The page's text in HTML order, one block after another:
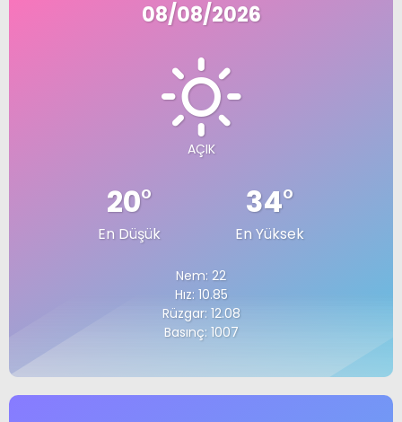
08/08/2026
AÇIK
20°
En Düşük
34°
En Yüksek
Nem: 22
Hız: 10.85
Rüzgar: 12.08
Basınç: 1007